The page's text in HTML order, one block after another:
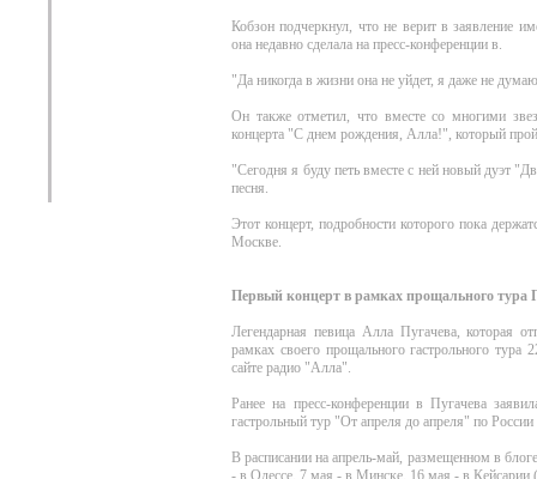
Кобзон подчеркнул, что не верит в заявление
она недавно сделала на пресс-конференции в.
"Да никогда в жизни она не уйдет, я даже не
Он также отметил, что вместе со многими
концерта "С днем рождения, Алла!", который
"Сегодня я буду петь вместе с ней новый дуэт
песня.
Этот концерт, подробности которого пока
Москве.
Первый концерт в рамках прощального тура
Легендарная певица Алла Пугачева, которая
рамках своего прощального гастрольного
сайте радио "Алла".
Ранее на пресс-конференции в Пугачева
гастрольный тур "От апреля до апреля" по
В расписании на апрель-май, размещенном в
- в Одессе, 7 мая - в Минске, 16 мая - в Кейсарии